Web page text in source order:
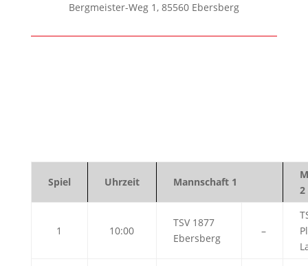
Bergmeister-Weg 1, 85560 Ebersberg
Spiel Uhrzeit Mannschaft 1
2
1 10:00
TSV 1877
Ebersberg
–